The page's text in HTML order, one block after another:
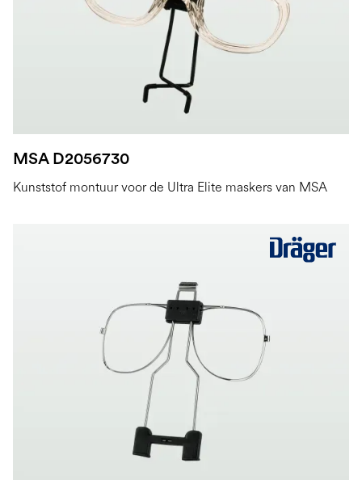
MSA D2056730
Kunststof montuur voor de Ultra Elite maskers van MSA